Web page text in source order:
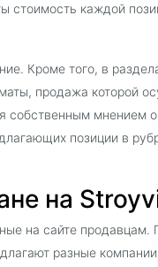
стоимость каждой
Кроме того, в
продажа которой
собственным мнением
позиции в
на
на сайте продавцам.
разные